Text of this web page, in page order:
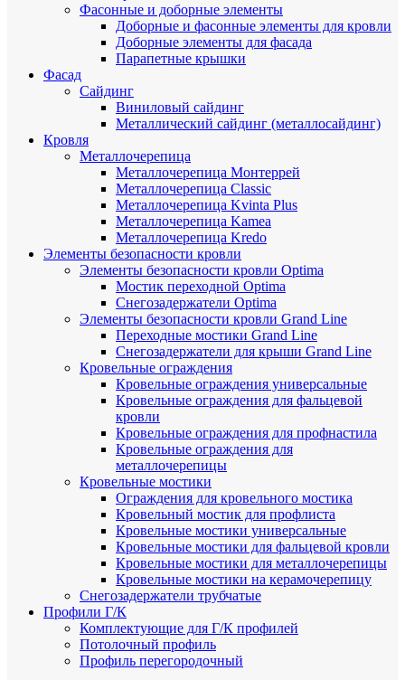
Фасонные и доборные элементы
Доборные и фасонные элементы для кровли
Доборные элементы для фасада
Парапетные крышки
Фасад
Сайдинг
Виниловый сайдинг
Металлический сайдинг (металлосайдинг)
Кровля
Металлочерепица
Металлочерепица Монтеррей
Металлочерепица Classic
Металлочерепица Kvinta Plus
Металлочерепица Kamea
Металлочерепица Kredo
Элементы безопасности кровли
Элементы безопасности кровли Optima
Мостик переходной Optima
Снегозадержатели Optima
Элементы безопасности кровли Grand Line
Переходные мостики Grand Line
Снегозадержатели для крыши Grand Line
Кровельные ограждения
Кровельные ограждения универсальные
Кровельные ограждения для фальцевой
кровли
Кровельные ограждения для профнастила
Кровельные ограждения для
металлочерепицы
Кровельные мостики
Ограждения для кровельного мостика
Кровельный мостик для профлиста
Кровельные мостики универсальные
Кровельные мостики для фальцевой кровли
Кровельные мостики для металлочерепицы
Кровельные мостики на керамочерепицу
Снегозадержатели трубчатые
Профили Г/К
Комплектующие для Г/К профилей
Потолочный профиль
Профиль перегородочный